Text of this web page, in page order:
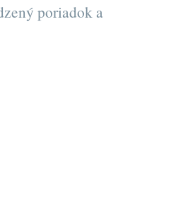
poriadok a